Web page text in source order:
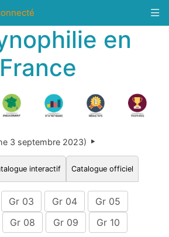
en
France
3 septembre 2023)
interactif Catalogue officiel
Gr 03 Gr 04
Gr 05
Gr 08 Gr 09
Gr 10